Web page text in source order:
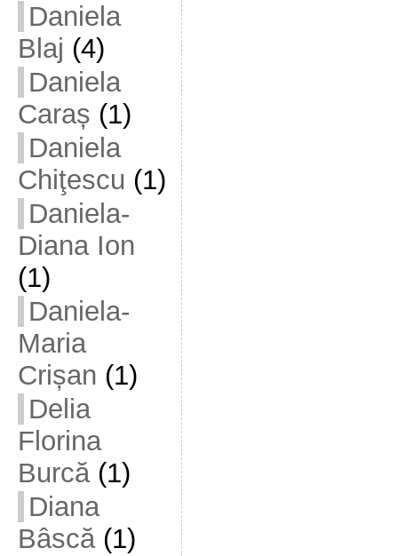
Daniela
Blaj (4)
Daniela
Caraș (1)
Daniela
Chiţescu (1)
Daniela-
Diana Ion
(1)
Daniela-
Maria
Crișan (1)
Delia
Florina
Burcă(1)
Diana
Bâscă(1)